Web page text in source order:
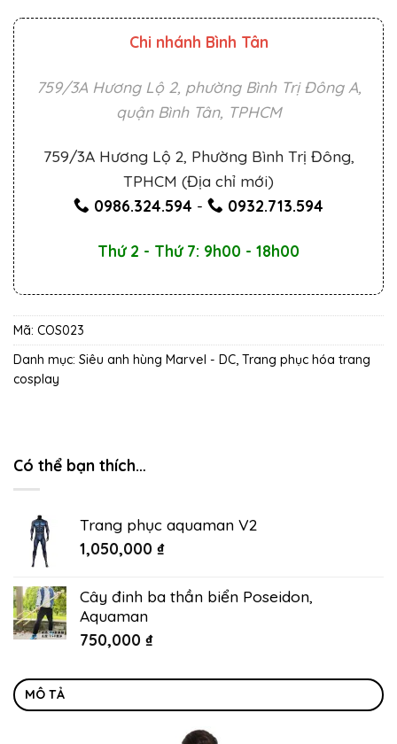
Chi nhánh Bình Tân
759/3A Hương Lộ 2, phường Bình Trị Đông A,
quận Bình Tân, TPHCM
759/3A Hương Lộ 2, Phường Bình Trị Đông,
TPHCM (Địa chỉ mới)
0986.324.594 - 0932.713.594
Thứ 2 - Thứ 7: 9h00 - 18h00
Mã: COS023
Danh mục: Siêu anh hùng Marvel - DC, Trang phục hóa trang
cosplay
Có thể bạn thích…
Trang phục aquaman V2
1,050,000 ₫
Cây đinh ba thần biển Poseidon,
Aquaman
750,000 ₫
MÔ TẢ